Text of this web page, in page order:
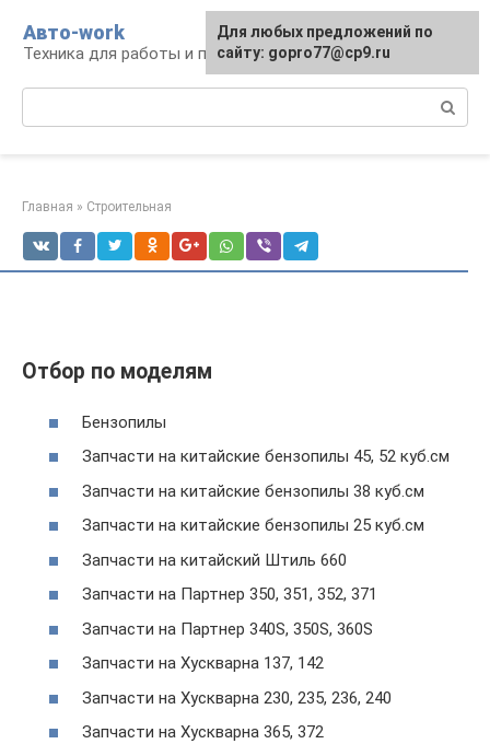
контенту
Авто-work
Техника для работы и перевозки грузов
Главная » Строительная
Отбор по моделям
Бензопилы
Запчасти на китайские бензопилы 45, 52 куб.см
Запчасти на китайские бензопилы 38 куб.см
Запчасти на китайские бензопилы 25 куб.см
Запчасти на китайский Штиль 660
Запчасти на Партнер 350, 351, 352, 371
Запчасти на Партнер 340S, 350S, 360S
Запчасти на Хускварна 137, 142
Запчасти на Хускварна 230, 235, 236, 240
Запчасти на Хускварна 365, 372
Для любых предложений по
сайту: gopro77@cp9.ru